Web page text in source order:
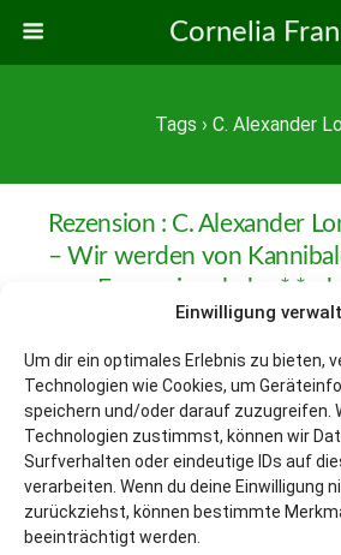
Einwilligung
Um dir ein optimales Erlebnis zu bieten,
Technologien wie Cookies, um
speichern und/oder darauf zuzugreifen.
Technologien zustimmst, können wir
Surfverhalten oder eindeutige IDs auf
verarbeiten. Wenn du deine Einwilligung
zurückziehst, können bestimmte
beeinträchtigt werden.
Cornelia
Tags › C. Alexander
Rezension : C. Alexander
– Wir werden von
zum Essen eingeladen* *oder
gegrillt (Band 2 / 4 )
Zum Seitenanfang
Mobil